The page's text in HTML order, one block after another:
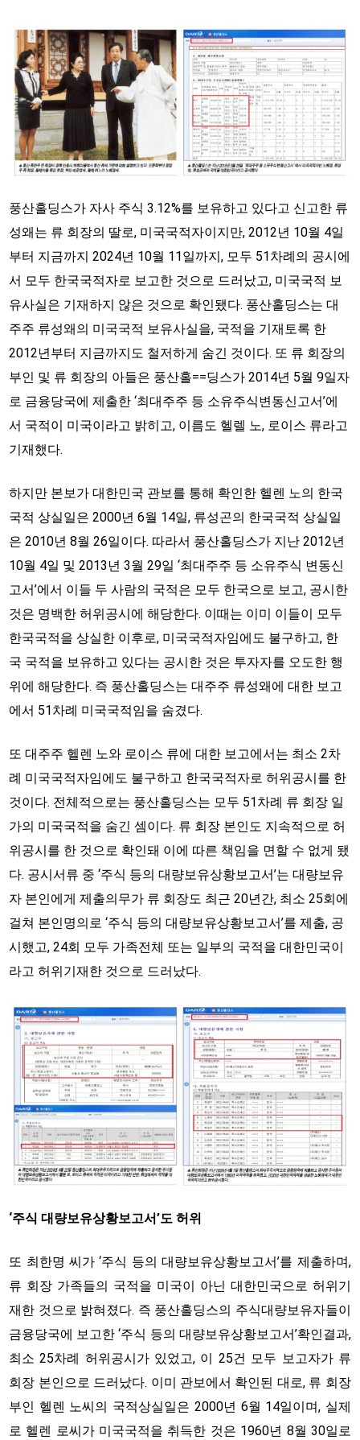
풍산홀딩스가 자사 주식 3.12%를 보유하고 있다고 신고한 류
성왜는 류 회장의 딸로, 미국국적자이지만, 2012년 10월 4일
부터 지금까지 2024년 10월 11일까지, 모두 51차례의 공시에
서 모두 한국국적자로 보고한 것으로 드러났고, 미국국적 보
유사실은 기재하지 않은 것으로 확인됐다. 풍산홀딩스는 대
주주 류성왜의 미국국적 보유사실을, 국적을 기재토록 한
2012년부터 지금까지도 철저하게 숨긴 것이다. 또 류 회장의
부인 및 류 회장의 아들은 풍산홀==딩스가 2014년 5월 9일자
로 금융당국에 제출한 ‘최대주주 등 소유주식변동신고서’에
서 국적이 미국이라고 밝히고, 이름도 헬렐 노, 로이스 류라고
기재했다.
하지만 본보가 대한민국 관보를 통해 확인한 헬렌 노의 한국
국적 상실일은 2000년 6월 14일, 류성곤의 한국국적 상실일
은 2010년 8월 26일이다. 따라서 풍산홀딩스가 지난 2012년
10월 4일 및 2013년 3월 29일 ‘최대주주 등 소유주식 변동신
고서’에서 이들 두 사람의 국적은 모두 한국으로 보고, 공시한
것은 명백한 허위공시에 해당한다. 이때는 이미 이들이 모두
한국국적을 상실한 이후로, 미국국적자임에도 불구하고, 한
국 국적을 보유하고 있다는 공시한 것은 투자자를 오도한 행
위에 해당한다. 즉 풍산홀딩스는 대주주 류성왜에 대한 보고
에서 51차례 미국국적임을 숨겼다.
또 대주주 헬렌 노와 로이스 류에 대한 보고에서는 최소 2차
례 미국국적자임에도 불구하고 한국국적자로 허위공시를 한
것이다. 전체적으로는 풍산홀딩스는 모두 51차례 류 회장 일
가의 미국국적을 숨긴 셈이다. 류 회장 본인도 지속적으로 허
위공시를 한 것으로 확인돼 이에 따른 책임을 면할 수 없게 됐
다. 공시서류 중 ‘주식 등의 대량보유상황보고서’는 대량보유
자 본인에게 제출의무가 류 회장도 최근 20년간, 최소 25회에
걸쳐 본인명의로 ‘주식 등의 대량보유상황보고서’를 제출, 공
시했고, 24회 모두 가족전체 또는 일부의 국적을 대한민국이
라고 허위기재한 것으로 드러났다.
‘주식 대량보유상황보고서’도 허위
또 최한명 씨가 ‘주식 등의 대량보유상황보고서’를 제출하며,
류 회장 가족들의 국적을 미국이 아닌 대한민국으로 허위기
재한 것으로 밝혀졌다. 즉 풍산홀딩스의 주식대량보유자들이
금융당국에 보고한 ‘주식 등의 대량보유상황보고서’확인결과,
최소 25차례 허위공시가 있었고, 이 25건 모두 보고자가 류
회장 본인으로 드러났다. 이미 관보에서 확인된 대로, 류 회장
부인 헬렌 노씨의 국적상실일은 2000년 6월 14일이며, 실제
로 헬렌 로씨가 미국국적을 취득한 것은 1960년 8월 30일로